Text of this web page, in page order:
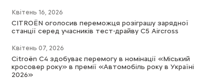
Квітень 16, 2026
CITROËN оголосив переможця розіграшу зарядної
станції серед учасників тест-драйву C5 Aircross
Квітень 07, 2026
Citroën C4 здобуває перемогу в номінації «Міський
кросовер року» в премії «Автомобіль року в Україні
2026»